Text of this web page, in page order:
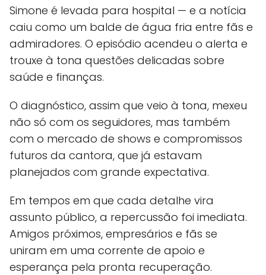
Simone é levada para hospital — e a notícia
caiu como um balde de água fria entre fãs e
admiradores. O episódio acendeu o alerta e
trouxe à tona questões delicadas sobre
saúde e finanças.
O diagnóstico, assim que veio à tona, mexeu
não só com os seguidores, mas também
com o mercado de shows e compromissos
futuros da cantora, que já estavam
planejados com grande expectativa.
Em tempos em que cada detalhe vira
assunto público, a repercussão foi imediata.
Amigos próximos, empresários e fãs se
uniram em uma corrente de apoio e
esperança pela pronta recuperação.